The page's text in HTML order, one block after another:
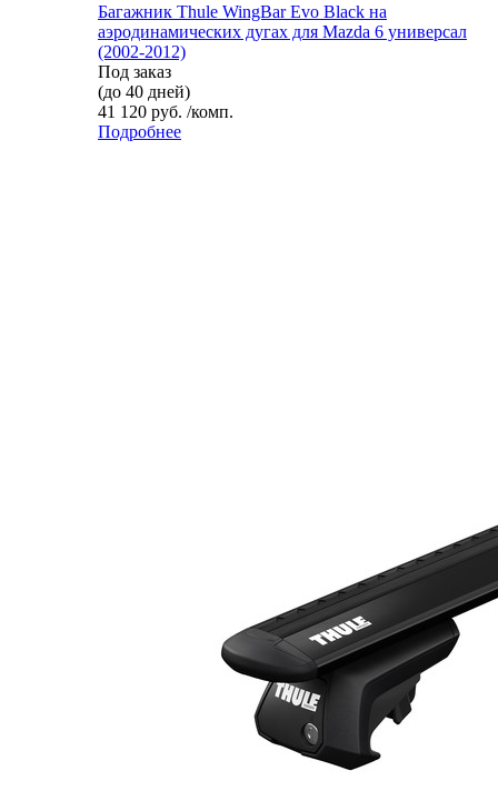
Багажник Thule WingBar Evo Black на
аэродинамических дугах для Mazda 6 универсал
(2002-2012)
Под заказ
(до 40 дней)
41 120 руб. /комп.
Подробнее